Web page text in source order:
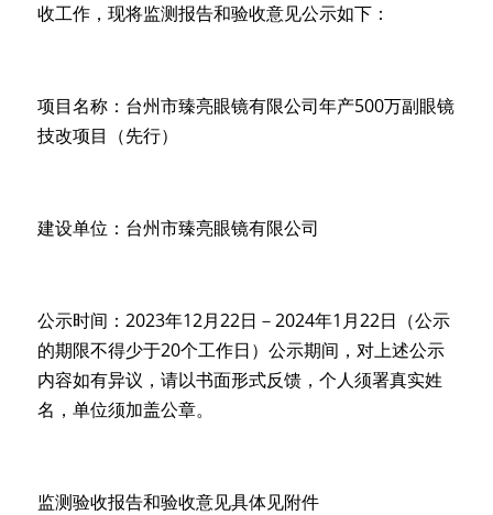
收工作，现将监测报告和验收意见公示如下：
项目名称：台州市臻亮眼镜有限公司年产500万副眼镜
技改项目（先行）
建设单位：台州市臻亮眼镜有限公司
公示时间：2023年12月22日－2024年1月22日（公示
的期限不得少于20个工作日）公示期间，对上述公示
内容如有异议，请以书面形式反馈，个人须署真实姓
名，单位须加盖公章。
监测验收报告和验收意见具体见附件